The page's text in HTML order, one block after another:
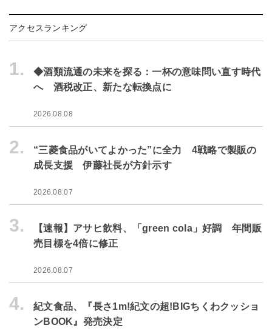
アクセスランキング
1.
◆酒類流通の未来を探る：一杯の意味問い直す時代
へ 酒税改正、新たな転換点に
2026.08.08
2.
“三菱食品がいてよかった”に全力 4戦略で製販の
成長支援 伊藤社長が方針示す
2026.08.07
3.
【速報】アサヒ飲料、「green cola」好調 年間販
売目標を4倍に修正
2026.08.07
4.
紀文食品、『長さ1m!紀文の超!BIGちくわクッショ
ンBOOK』発売決定